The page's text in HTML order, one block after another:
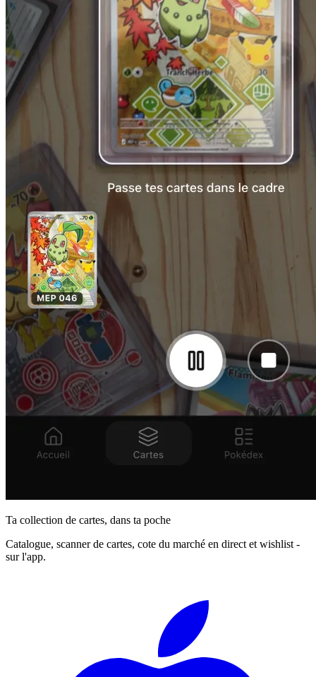
Ta collection de cartes, dans ta poche
Catalogue, scanner de cartes, cote du marché en direct et wishlist -
sur l'app.